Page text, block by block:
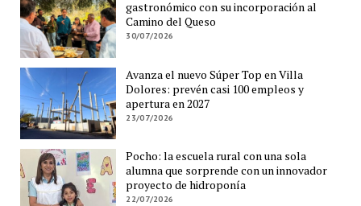
gastronómico con su incorporación al
Camino del Queso
30/07/2026
Avanza el nuevo Súper Top en Villa
Dolores: prevén casi 100 empleos y
apertura en 2027
23/07/2026
Pocho: la escuela rural con una sola
alumna que sorprende con un innovador
proyecto de hidroponía
22/07/2026